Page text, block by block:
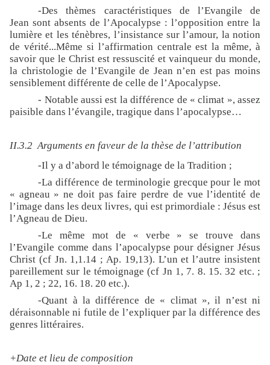
-Des thèmes caractéristiques de l’Evangile de
Jean sont absents de l’Apocalypse : l’opposition entre la
lumière et les ténèbres, l’insistance sur l’amour, la notion
de vérité...Même si l’affirmation centrale est la même, à
savoir que le Christ est ressuscité et vainqueur du monde,
la christologie de l’Evangile de Jean n’en est pas moins
sensiblement différente de celle de l’Apocalypse.
- Notable aussi est la différence de « climat », assez
paisible dans l’évangile, tragique dans l’apocalypse…
II.3.2 Arguments en faveur de la thèse de l’attribution
-Il y a d’abord le témoignage de la Tradition ;
-La différence de terminologie grecque pour le mot
« agneau » ne doit pas faire perdre de vue l’identité de
l’image dans les deux livres, qui est primordiale : Jésus est
l’Agneau de Dieu.
-Le même mot de « verbe » se trouve dans
l’Evangile comme dans l’apocalypse pour désigner Jésus
Christ (cf Jn. 1,1.14 ; Ap. 19,13). L’un et l’autre insistent
pareillement sur le témoignage (cf Jn 1, 7. 8. 15. 32 etc. ;
Ap 1, 2 ; 22, 16. 18. 20 etc.).
-Quant à la différence de « climat », il n’est ni
déraisonnable ni futile de l’expliquer par la différence des
genres littéraires.
+Date et lieu de composition